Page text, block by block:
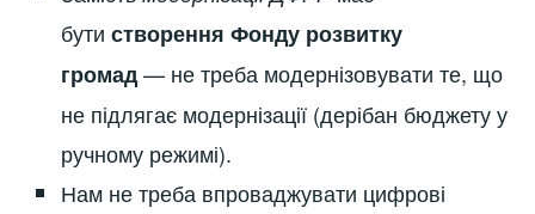
бутистворення Фонду розвитку
громад— не треба модернізовувати те, що
не підлягає модернізації (дерібан бюджету у
ручному режимі).
Нам не треба впроваджувати цифрові